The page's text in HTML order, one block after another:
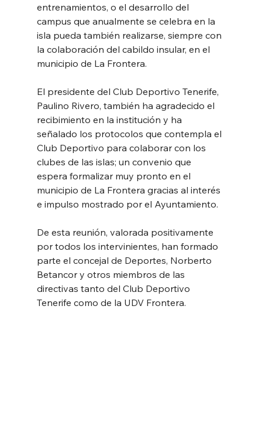
entrenamientos, o el desarrollo del
campus que anualmente se celebra en la
isla pueda también realizarse, siempre con
la colaboración del cabildo insular, en el
municipio de La Frontera.
El presidente del Club Deportivo Tenerife,
Paulino Rivero, también ha agradecido el
recibimiento en la institución y ha
señalado los protocolos que contempla el
Club Deportivo para colaborar con los
clubes de las islas; un convenio que
espera formalizar muy pronto en el
municipio de La Frontera gracias al interés
e impulso mostrado por el Ayuntamiento.
De esta reunión, valorada positivamente
por todos los intervinientes, han formado
parte el concejal de Deportes, Norberto
Betancor y otros miembros de las
directivas tanto del Club Deportivo
Tenerife como de la UDV Frontera.